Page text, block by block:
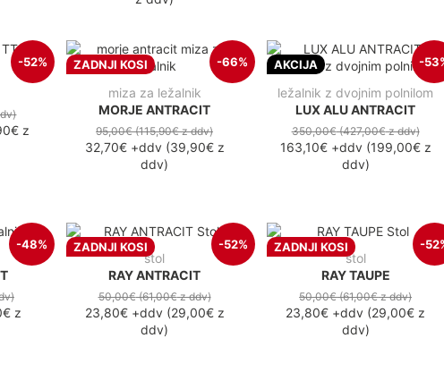
-52%
)
z
ZADNJI KOSI -66%
miza za ležalnik
MORJE ANTRACIT
95,00€(115,90€z ddv)
32,70€+ddv(39,90€z
ddv)
AKCIJA -
ležalnik z dvojnim polnilom
LUX ALU ANTRACIT
350,00€(427,00€z ddv)
163,10€+ddv(199,00€z
ddv)
-48%
)
z
ZADNJI KOSI -52%
stol
RAY ANTRACIT
50,00€(61,00€z ddv)
23,80€+ddv(29,00€z
ddv)
ZADNJI KOSI -
stol
RAY TAUPE
50,00€(61,00€z ddv)
23,80€ +ddv (29,00€ z
ddv)